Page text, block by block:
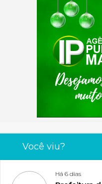
Você viu?
Há 6 dias